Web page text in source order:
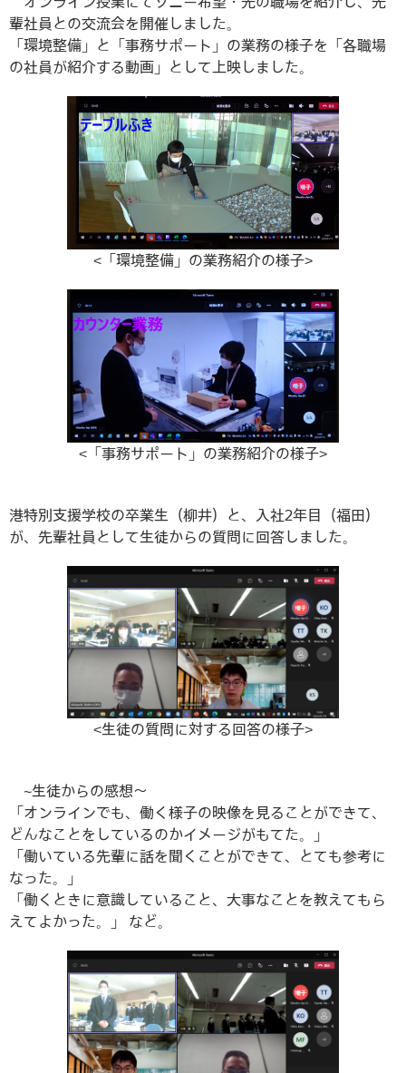
輩社員との交流会を開催しました。
「環境整備」と「事務サポート」の業務の様子を「各職場
の社員が紹介する動画」として上映しました。
<「環境整備」の業務紹介の様子>
<「事務サポート」の業務紹介の様子>
港特別支援学校の卒業生（柳井）と、入社2年目（福田）
が、先輩社員として生徒からの質問に回答しました。
<生徒の質問に対する回答の様子>
~生徒からの感想～
「オンラインでも、働く様子の映像を見ることができて、
どんなことをしているのかイメージがもてた。」
「働いている先輩に話を聞くことができて、とても参考に
なった。」
「働くときに意識していること、大事なことを教えてもら
えてよかった。」 など。